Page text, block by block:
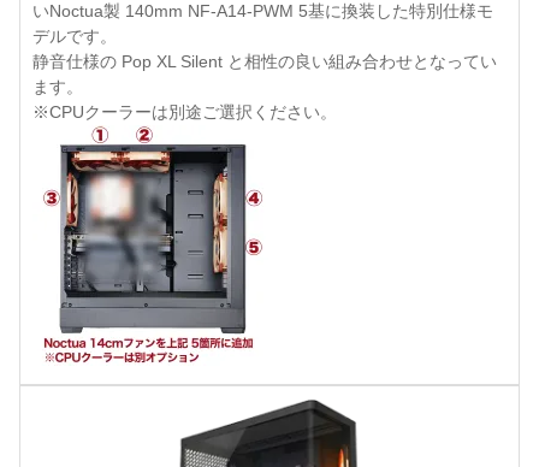
いNoctua製 140mm NF-A14-PWM 5基に換装した特別仕様モ
デルです。
静音仕様の Pop XL Silent と相性の良い組み合わせとなってい
ます。
※CPUクーラーは別途ご選択ください。